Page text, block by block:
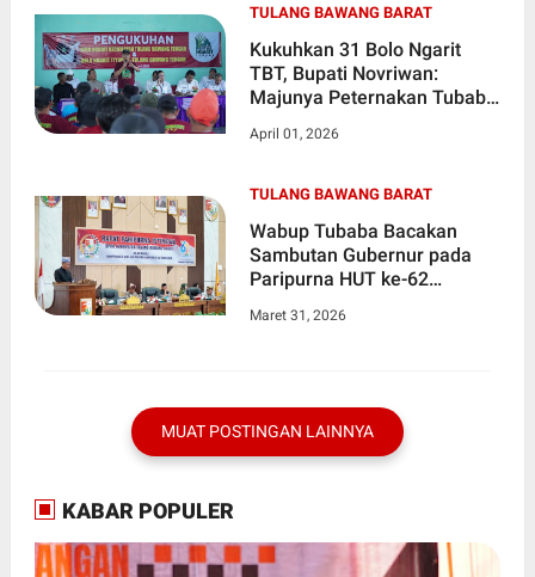
TULANG BAWANG BARAT
Kukuhkan 31 Bolo Ngarit
TBT, Bupati Novriwan:
Majunya Peternakan Tubaba
April 01, 2026
TULANG BAWANG BARAT
Wabup Tubaba Bacakan
Sambutan Gubernur pada
Paripurna HUT ke-62
Maret 31, 2026
MUAT POSTINGAN LAINNYA
KABAR POPULER